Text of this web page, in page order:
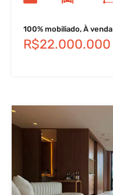
100% mobiliado, À venda
R$22.000.000